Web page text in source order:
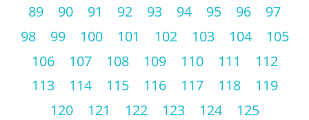
89
90 91 92 93 94 95 96
97
98
99 100 101 102 103 104
105
106
107 108 109 110 111
112
113
114 115 116 117 118
119
120
121 122 123 124
125